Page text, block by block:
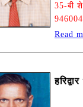
35-बी
Read